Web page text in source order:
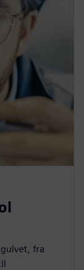
fra